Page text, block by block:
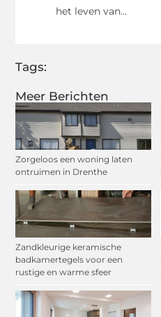
Meer Berichten
Zorgeloos een woning laten
ontruimen in Drenthe
Zandkleurige keramische
badkamertegels voor een
rustige en warme sfeer
het leven van...
Tags: